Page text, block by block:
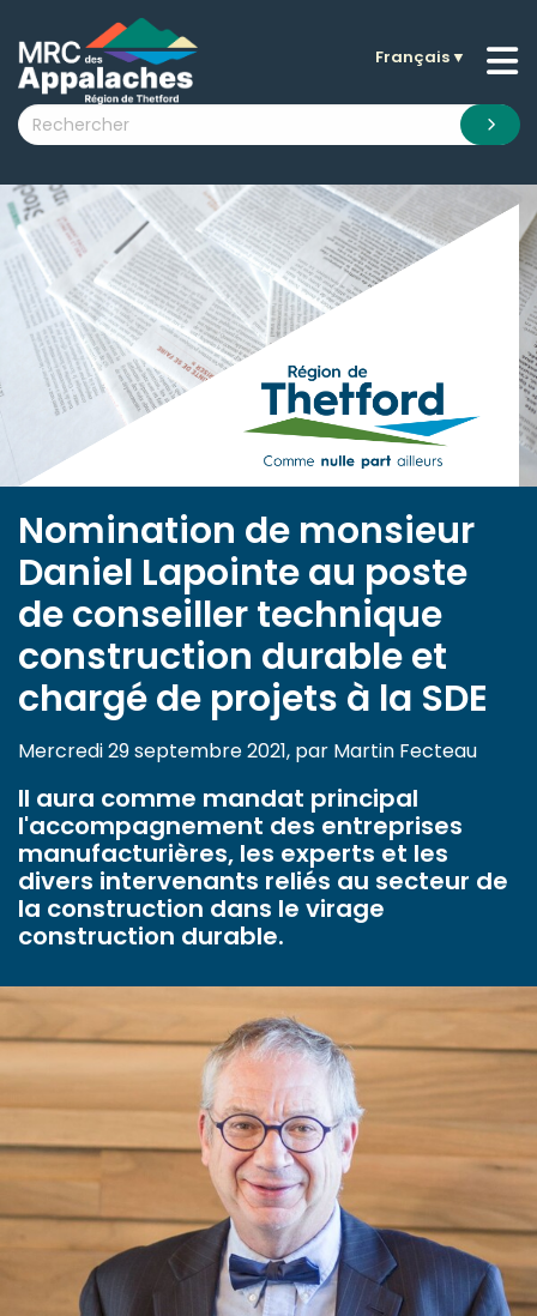
submenu (La MRC )
submenu (Citoyens )
submenu (Visiteurs )
submenu (Nouvelles )
submenu (Documentation )
Français▼
Nomination de monsieur
Daniel Lapointe au poste
de conseiller technique
construction durable et
chargé de projets à la SDE
Mercredi 29 septembre 2021, par Martin Fecteau
Il aura comme mandat principal
l'accompagnement des entreprises
manufacturières, les experts et les
divers intervenants reliés au secteur de
la construction dans le virage
construction durable.